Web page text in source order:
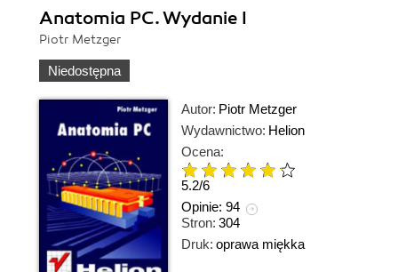
Anatomia PC. Wydanie I
Piotr Metzger
Niedostępna
Autor: Piotr Metzger
Wydawnictwo: Helion
Ocena:
5.2/6
Opinie: 94
Stron: 304
Druk: oprawa miękka